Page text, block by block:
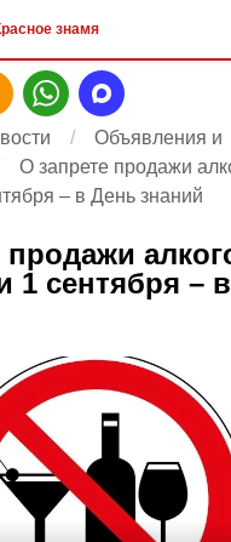
знамя
Объявления и
О запрете продажи
– в День знаний
продажи
1 сентября –